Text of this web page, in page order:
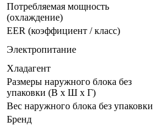
Потребляемая мощность
(охлаждение)
EER (коэффициент / класс)
Электропитание
Хладагент
Размеры наружного блока без
упаковки (В х Ш х Г)
Вес наружного блока без упаковки
Бренд